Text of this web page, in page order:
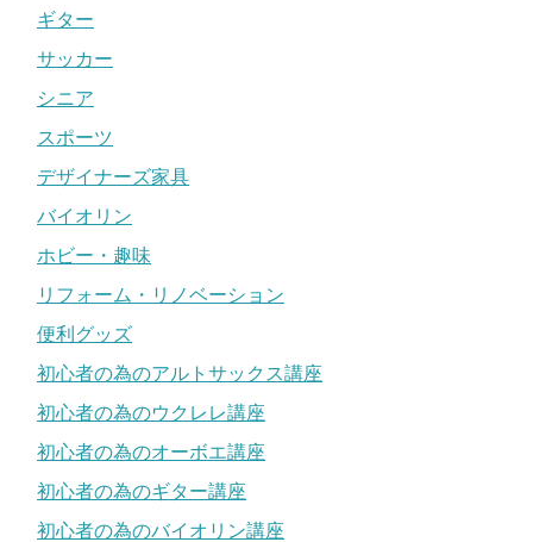
ギター
サッカー
シニア
スポーツ
デザイナーズ家具
バイオリン
ホビー・趣味
リフォーム・リノベーション
便利グッズ
初心者の為のアルトサックス講座
初心者の為のウクレレ講座
初心者の為のオーボエ講座
初心者の為のギター講座
初心者の為のバイオリン講座